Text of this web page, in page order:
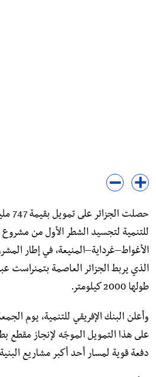
حصلت
للتنمية لتجسيد الشطر الأول من
الأغواط–غرداية–المنيعة، في إطار
الذي يربط الجزائر العاصمة بتمنراست
طولها 2000 كيلومتر.
وأعلن البنك الإفريقي للتنمية، يوم
دفعة قوية لمسار أحد أكبر مشاريع